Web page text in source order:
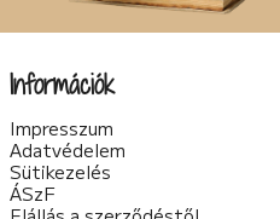
Információk
Impresszum
Adatvédelem
Sütikezelés
ÁSzF